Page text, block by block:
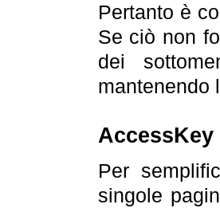
Pertanto è
Se ciò non
dei
mantenendo
AccessKey
Per
singole